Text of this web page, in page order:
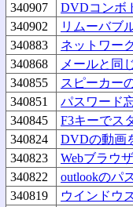
340907
DVDコンボ
340902
リムーバブ
340883
ネットワー
340868
メールと同
340855
スピーカー
340851
パスワード
340845
F3キーでス
340824
DVDの動画
340823
Webブラウ
340822
outlookのパ
340819
ウインドウ